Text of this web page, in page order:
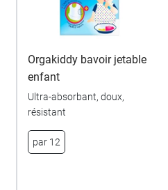
Orgakiddy bavoir jetable
enfant
Ultra-absorbant, doux,
résistant
par 12